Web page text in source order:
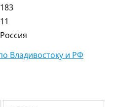
183
11
Россия
Владивостоку и РФ